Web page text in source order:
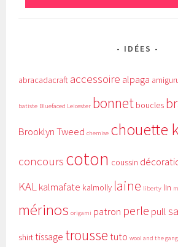
IDÉES
abracadacraft accessoire alpaga
batiste Bluefaced Leicester bonnet boucles
Brooklyn Tweed chemise chouette
concours coton coussin
KALkalmafate kalmolly laine liberty lin
mérinos origami patron perle pull
shirt tissage trousse tuto wool and the gang